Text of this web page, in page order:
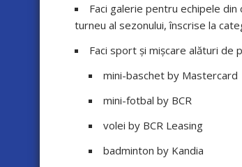
Faci galerie pentru echipele
turneu al sezonului, înscrise la
Faci sport și mișcare alături de
mini-baschet by Mastercard
mini-fotbal by BCR
volei by BCR Leasing
badminton by Kandia